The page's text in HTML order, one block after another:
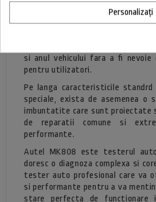
a programa o noua cheie de schimb.
Acest tester auto suporta
si anul vehicului fara a fi nevoie
pentru utilizatori.
Pe langa caracteristicile standrd
speciale, exista de asemenea o
imbuntatite care sunt proiectate
de reparatii comune si
performante.
Autel MK808 este testerul
doresc o diagnoza complexa si
tester auto profesional care va
si performante pentru a va
stare perfecta de functionare
Personalizați